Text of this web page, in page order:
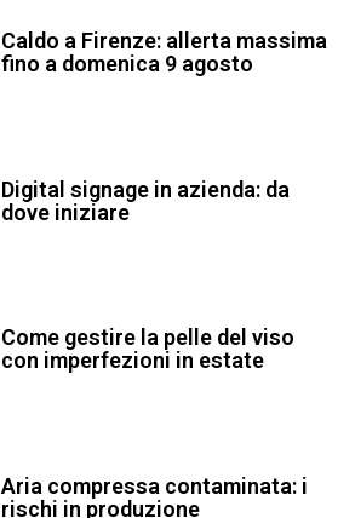
Caldo a Firenze: allerta massima
fino a domenica 9 agosto
Digital signage in azienda: da
dove iniziare
Come gestire la pelle del viso
con imperfezioni in estate
Aria compressa contaminata: i
rischi in produzione